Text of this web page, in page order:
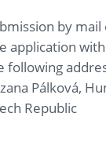
by
application
following
Pálková,
Republic